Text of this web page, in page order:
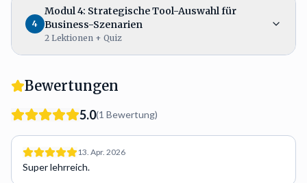
4
Modul 4: Strategische Tool-Auswahl für
Business-Szenarien
2 Lektionen + Quiz
Bewertungen
5.0(1 Bewertung)
13. Apr. 2026
Super lehrreich.